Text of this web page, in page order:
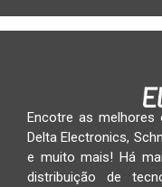
Encotre as
Delta Electronics,
e muito mais! Há
distribuição de